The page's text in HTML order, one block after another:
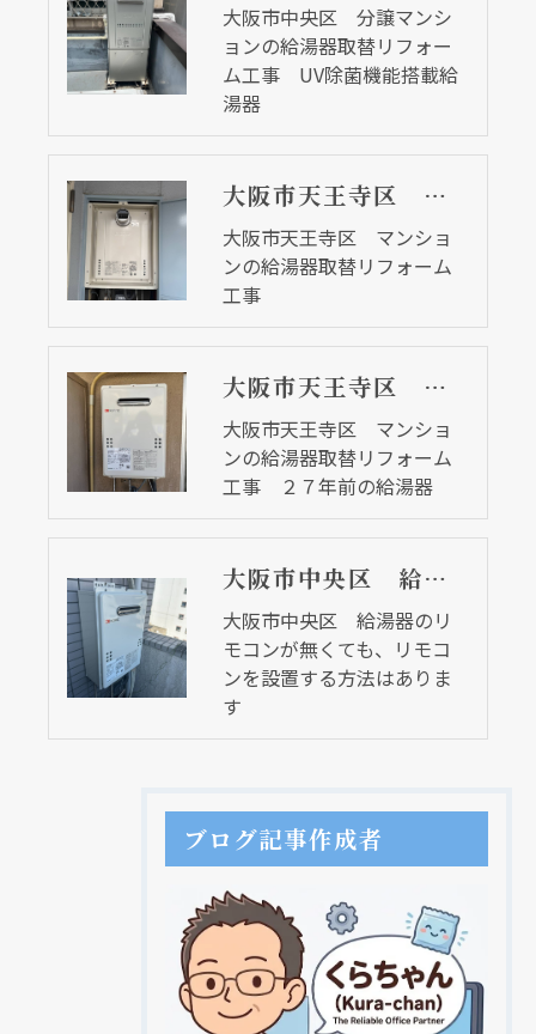
大阪市中央区 分譲マンシ
ョンの給湯器取替リフォー
ム工事 UV除菌機能搭載給
湯器
大阪市天王寺区 マンションの給湯器取替リフォーム工事
大阪市天王寺区 マンショ
ンの給湯器取替リフォーム
工事
大阪市天王寺区 マンションの給湯器取替リフォーム工事 ２７年前の給湯器
大阪市天王寺区 マンショ
ンの給湯器取替リフォーム
工事 ２７年前の給湯器
大阪市中央区 給湯器のリモコンが無くても、リモコンを設置する方法はあります
大阪市中央区 給湯器のリ
モコンが無くても、リモコ
ンを設置する方法はありま
す
ブログ記事作成者